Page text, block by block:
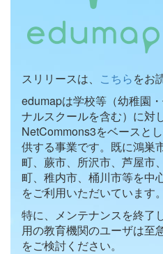
スリリースは、 こちらをお
edumapは学校等（幼稚園
ナルスクールを含む）に対
NetCommons3をベースと
供する事業です。既に鴻巣
町、蕨市、所沢市、芦屋市
町、稚内市、桶川市等を中
をご利用いただいています。
特に、メンテナンスを終了
用の教育機関のユーザは至
をご検討ください。